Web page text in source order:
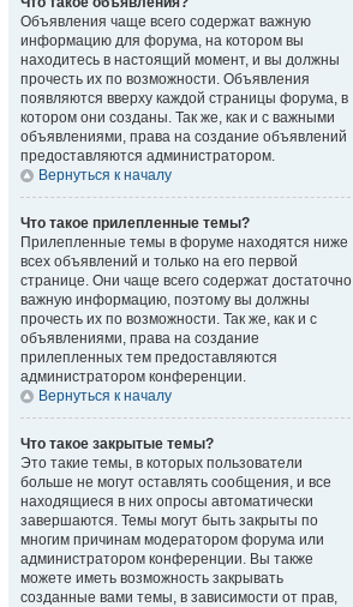
Объявления чаще всего содержат важную
информацию для форума, на котором вы
находитесь в настоящий момент, и вы должны
прочесть их по возможности. Объявления
появляются вверху каждой страницы форума, в
котором они созданы. Так же, как и с важными
объявлениями, права на создание объявлений
предоставляются администратором.
Вернуться к началу
Что такое прилепленные темы?
Прилепленные темы в форуме находятся ниже
всех объявлений и только на его первой
странице. Они чаще всего содержат достаточно
важную информацию, поэтому вы должны
прочесть их по возможности. Так же, как и с
объявлениями, права на создание
прилепленных тем предоставляются
администратором конференции.
Вернуться к началу
Что такое закрытые темы?
Это такие темы, в которых пользователи
больше не могут оставлять сообщения, и все
находящиеся в них опросы автоматически
завершаются. Темы могут быть закрыты по
многим причинам модератором форума или
администратором конференции. Вы также
можете иметь возможность закрывать
созданные вами темы, в зависимости от прав,